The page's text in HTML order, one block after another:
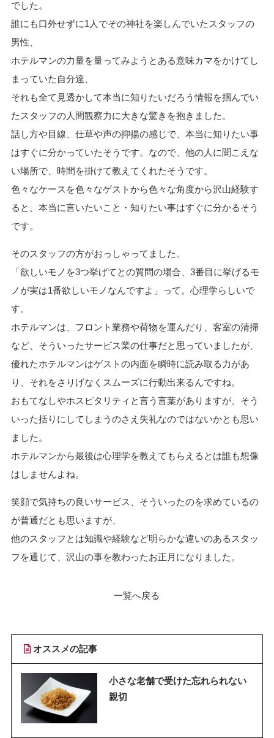
でした。
誰にも口外せずに1人でその神社を楽しんでいたスタッフの
男性、
ホテルマンの力量を量ってみようとある意味カマをかけてし
まっていた自分達、
それも全て見透かして本当に知りたいだろう情報を掴んでい
たスタッフの人間観察力に大きな驚きを抱きました。
話し方や目線、仕草や声の抑揚の感じで、本当に知りたい事
はすぐに分かっていたそうです。なので、他の人に聞こえな
い場所で、時間を掛けて教えてくれたそうです。
色々なケースを色々なゲストから色々な角度から沢山経験す
ると、本当に言いたいこと・知りたい事はすぐに分かるそう
です。
そのスタッフの方がおっしゃってました。
「欲しいモノを3つ挙げてとの質問の場合、3番目に挙げるモ
ノが実は1番欲しいモノなんですよ」って。心理学らしいで
す。
ホテルマンは、フロント業務や荷物を運んだり、客室の清掃
など、そういったサービス業の仕事だと思っていましたが、
優れたホテルマンはゲストの内面を瞬時に読み取る力があ
り、それをさりげなくスムーズに行動出来るんですね。
おもてなしやホスピタリティと言う言葉がありますが、そう
いった括りにしてしまうのさえ失礼なのではないかとも思い
ました。
ホテルマンから最後は心理学を教えてもらえるとは誰も想像
はしませんよね。
笑顔で気持ちの良いサービス、そういったのを求めているの
が普通だとも思いますが、
他のスタッフとは知識や経験など明らかな違いのあるスタッ
フを通じて、沢山の事を教わったお正月になりました。
一覧へ戻る
オススメの記事
小さな老舗で受けた忘れられない
親切